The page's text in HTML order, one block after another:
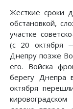
Жесткие сроки
обстановкой,
участке
(с 20 октября
Днепру позже
его. Войска
берегу Днепра
октября